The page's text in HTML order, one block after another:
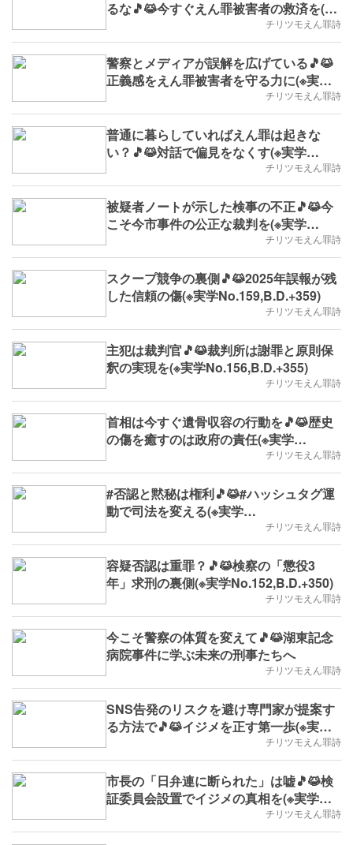
るな🎵😹今すぐえん罪被害者の救済を(※
実学No.165,2025/9/8(月)～,B.D.+3)チリツモえん罪詩
警察とメディアが誤解を広げている🎵😹
正義感をえん罪被害者を守る力に(※実学
チリツモえん罪詩
普通に暮らしていればえん罪は起きな
い？🎵😹対話で偏見をなくす(※実学
チリツモえん罪詩
被疑者ノートが示した検事の不正🎵😹今
こそ今市事件の公正な裁判を(※実学
チリツモえん罪詩
スクープ競争の裏側🎵😹2025年誤報が残
した信頼の傷(※実学No.159,B.D.+359)
チリツモえん罪詩
主犯は裁判官🎵😹裁判所は謝罪と原則保
釈の実現を(※実学No.156,B.D.+355)
チリツモえん罪詩
首相は今すぐ遺骨収容の行動を🎵😹歴史
の傷を癒すのは政府の責任(※実学
No.155,2025/8/25(月)～,B.D.+354)チリツモえん罪詩
#否認と黙秘は権利🎵😹#ハッシュタグ運
動で司法を変える(※実学
チリツモえん罪詩
容疑否認は重罪？🎵😹検察の「懲役3
年」求刑の裏側(※実学No.152,B.D.+350)
チリツモえん罪詩
今こそ警察の体質を変えて🎵😹湖東記念
病院事件に学ぶ未来の刑事たちへ
チリツモえん罪詩
SNS告発のリスクを避け専門家が提案す
る方法で🎵😹イジメを正す第一歩(※実学
チリツモえん罪詩
市長の「日弁連に断られた」は嘘🎵😹検
証委員会設置でイジメの真相を(※実学
No.149,2025/8/18(月)～,B.D.+347)チリツモえん罪詩